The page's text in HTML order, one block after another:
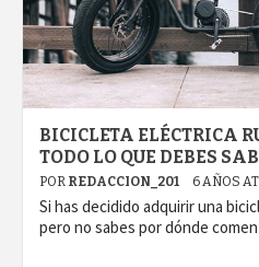
BICICLETA ELÉCTRICA
TODO LO QUE DEBES
POR REDACCION_201 6 AÑOS
Si has decidido adquirir una
pero no sabes por dónde